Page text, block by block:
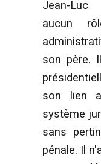
Jean-Luc
aucun
son père.
son lien
système
sans
pénale. Il